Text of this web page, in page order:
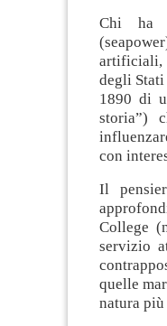
Chi ha
artificiali,
degli
1890 di
storia”)
con
Il
College
servizio
quelle
natura